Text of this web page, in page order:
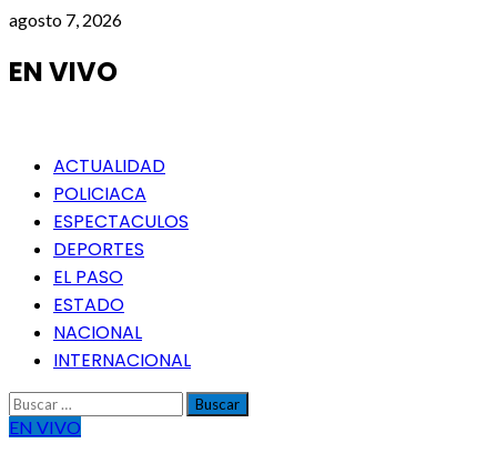
Saltar
contenido
agosto 7, 2026
EN VIVO
Menú
principal
ACTUALIDAD
POLICIACA
ESPECTACULOS
DEPORTES
EL PASO
ESTADO
NACIONAL
INTERNACIONAL
Buscar:
EN VIVO